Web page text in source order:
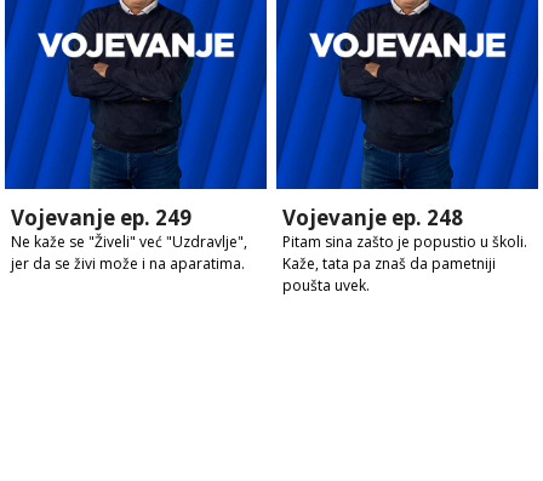
Vojevanje ep. 249
Ne kaže se "Živeli" već "Uzdravlje",
jer da se živi može i na aparatima.
Vojevanje ep. 248
Pitam sina zašto je popustio u školi.
Kaže, tata pa znaš da pametniji
poušta uvek.